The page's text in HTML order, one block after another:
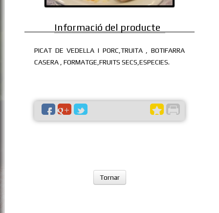
Informació del producte
PICAT DE VEDELLA I PORC,TRUITA , BOTIFARRA
CASERA , FORMATGE,FRUITS SECS,ESPECIES.
Tornar